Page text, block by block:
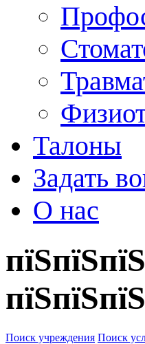
Талоны
Задать
О нас
Поиск учреждения Поиск